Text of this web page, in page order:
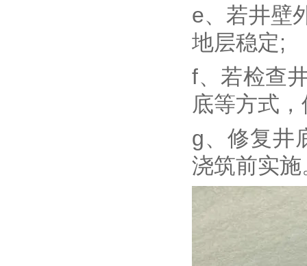
e、若井壁
地层稳定;
f、若检查
底等方式
g、修复井
浇筑前实施